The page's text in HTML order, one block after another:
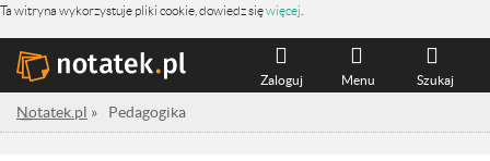
Ta witryna wykorzystuje pliki cookie, dowiedz sięwięcej
Szukaj
Menu
Zaloguj
Notatek.pl » Pedagogika